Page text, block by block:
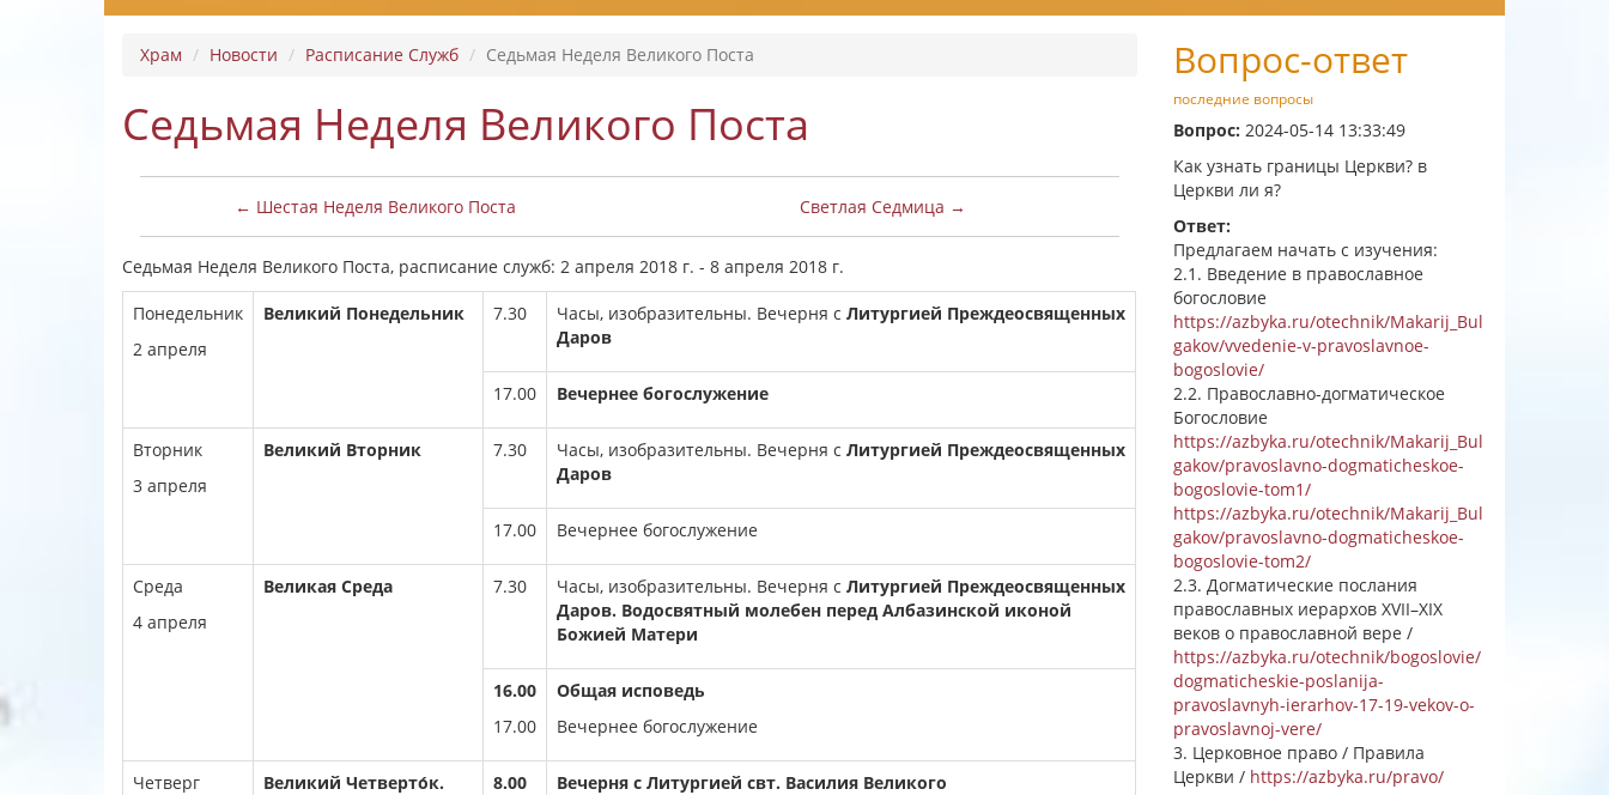
Храм Новости Расписание Служб Седьмая Неделя Великого Поста
Седьмая Неделя Великого Поста
← Шестая Неделя Великого Поста Светлая Седмица →
Седьмая Неделя Великого Поста, расписание служб: 2 апреля 2018 г. - 8 апреля 2018 г.
Понедельник
2 апреля
Великий Понедельник 7.30 Часы, изобразительны. Вечерня с Литургией Преждеосвященных
Даров
17.00 Вечернее богослужение
Вторник
3 апреля
Великий Вторник 7.30 Часы, изобразительны. Вечерня с Литургией Преждеосвященных
Даров
17.00 Вечернее богослужение
Среда
4 апреля
Великая Среда 7.30 Часы, изобразительны. Вечерня с Литургией Преждеосвященных
Даров. Водосвятный молебен перед Албазинской иконой
Божией Матери
16.00
17.00
Общая исповедь
Вечернее богослужение
Четверг
Великий Четверто́к.
8.00 Вечерня с Литургией свт. Василия Великого
Вопрос-ответ
последние вопросы
Вопрос: 2024-05-14 13:33:49
Как узнать границы Церкви? в
Церкви ли я?
Ответ:
Предлагаем начать с изучения:
2.1. Введение в православное
богословие
https://azbyka.ru/otechnik/Makarij_Bul
gakov/vvedenie-v-pravoslavnoe-
bogoslovie/
2.2. Православно-догматическое
Богословие
https://azbyka.ru/otechnik/Makarij_Bul
gakov/pravoslavno-dogmaticheskoe-
bogoslovie-tom1/
https://azbyka.ru/otechnik/Makarij_Bul
gakov/pravoslavno-dogmaticheskoe-
bogoslovie-tom2/
2.3. Догматические послания
православных иерархов XVII–XIX
веков о православной вере /
https://azbyka.ru/otechnik/bogoslovie/
dogmaticheskie-poslanija-
pravoslavnyh-ierarhov-17-19-vekov-o-
pravoslavnoj-vere/
3. Церковное право / Правила
Церкви / https://azbyka.ru/pravo/